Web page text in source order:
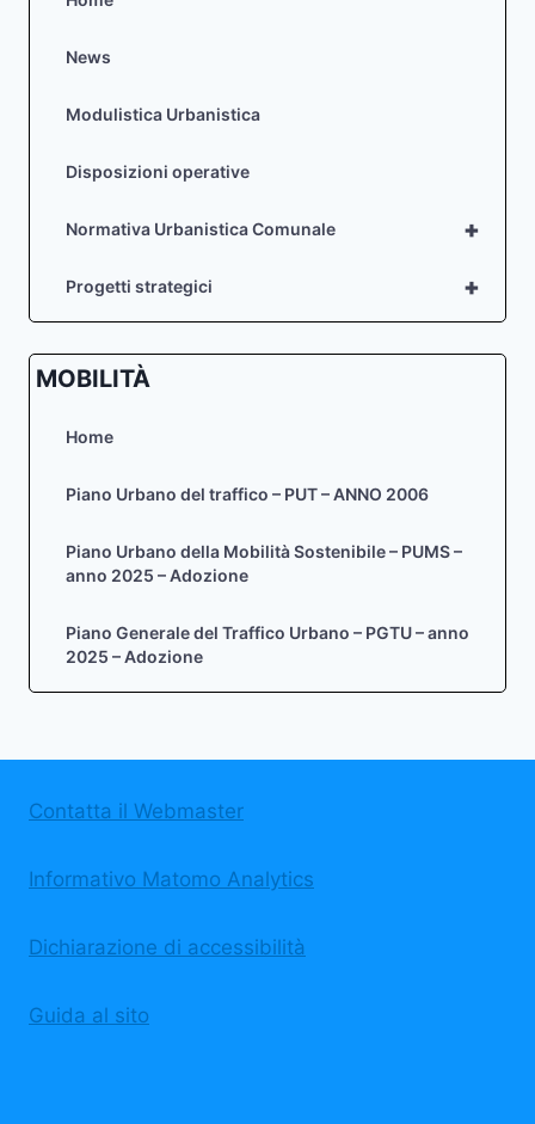
525-
841-
[CODICE
V02]
News
Modulistica Urbanistica
Disposizioni operative
+
Normativa Urbanistica Comunale
+
Progetti strategici
MOBILITÀ
Home
Piano Urbano del traffico – PUT – ANNO 2006
Piano Urbano della Mobilità Sostenibile – PUMS –
anno 2025 – Adozione
Piano Generale del Traffico Urbano – PGTU – anno
2025 – Adozione
Contatta il Webmaster
Informativo Matomo Analytics
Dichiarazione di accessibilità
Guida al sito